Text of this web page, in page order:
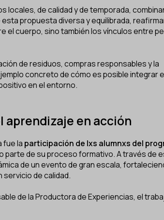
locales, de calidad y de temporada,
propuesta diversa y equilibrada,
el cuerpo, sino también los vínculos entre
de residuos, compras responsables y la
concreto de cómo es posible integrar
en el entorno.
aprendizaje en acción
fue la participación de lxs alumnxs del
parte de su proceso formativo. A través de
de un evento de gran escala,
servicio de calidad.
de la Productora de Experiencias, el